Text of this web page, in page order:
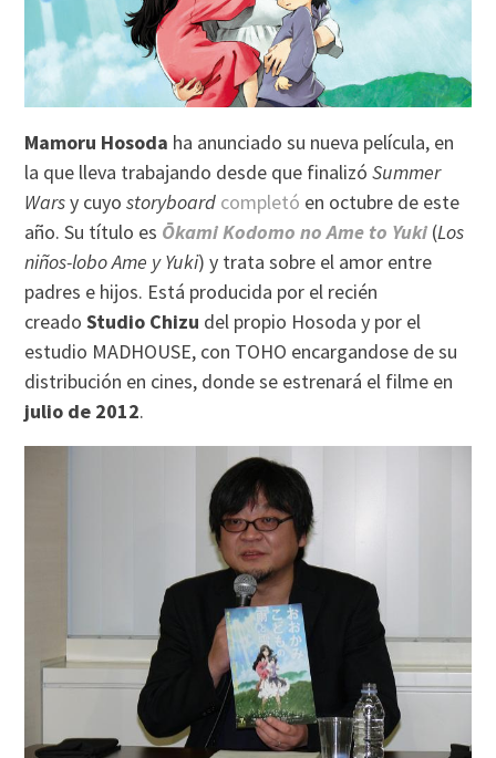
Mamoru Hosoda ha anunciado su nueva película, en
la que lleva trabajando desde que finalizóSummer
Warsy cuyostoryboard completó en octubre de este
año. Su título es Ōkami Kodomo no Ame to Yuki (Los
niños-lobo Ame y Yuki) y trata sobre el amor entre
padres e hijos. Está producida por el recién
creadoStudio Chizu del propio Hosoda y por el
estudio MADHOUSE, con TOHO encargandose de su
distribución en cines, donde se estrenará el filme en
julio de 2012.